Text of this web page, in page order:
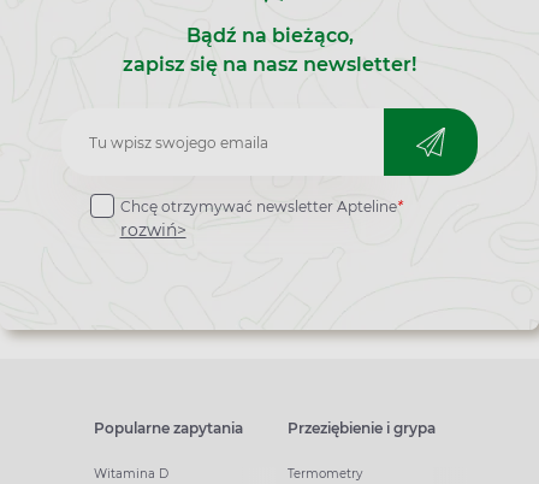
Bądź na bieżąco,
zapisz się na nasz newsletter!
Zapisz
do
newslettera
Chcę otrzymywać newsletter Apteline*
rozwiń>
Popularne zapytania
Witamina D
Przeziębienie i grypa
Termometry